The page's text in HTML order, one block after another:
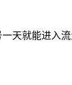
天就能进入